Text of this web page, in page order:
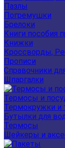
Пазлы
Погремушки
Брелоки
Книги пособия
Книжки
Кроссворды,
Прописи
Справочники
Шпаргалки
Термосы и
Термокружки и
Бутылки для
Термосы
Шейкеры и